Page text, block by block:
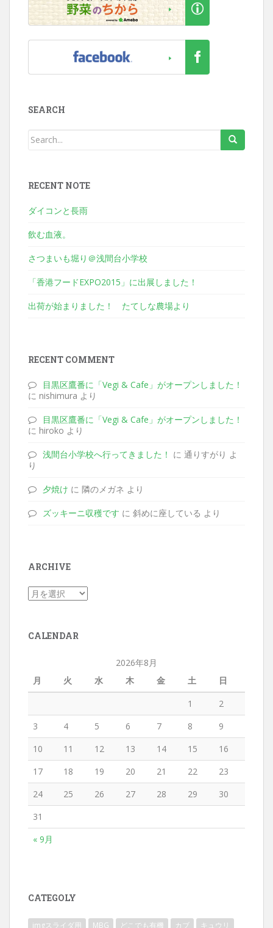
SEARCH
RECENT NOTE
ダイコンと長雨
飲む血液。
さつまいも堀り＠浅間台小学校
「香港フードEXPO2015」に出展しました！
出荷が始まりました！ たてしな農場より
RECENT COMMENT
目黒区鷹番に「Vegi & Cafe」がオープンしました！
に nishimura より
目黒区鷹番に「Vegi & Cafe」がオープンしました！
に hiroko より
浅間台小学校へ行ってきました！ に 通りすがり よ
り
夕焼け に 隣のメガネ より
ズッキーニ収穫です に 斜めに座している より
ARCHIVE
CALENDAR
2026年8月
月
火 水 木 金 土 日
« 9月
1
2
3
4 5 6 7 8
9
10
11 12 13 14 15
16
17
18 19 20 21 22
23
24
25 26 27 28 29
30
31
CATEGOLY
imgスライダ用 MBG どこでも有機 カブ キュウリ